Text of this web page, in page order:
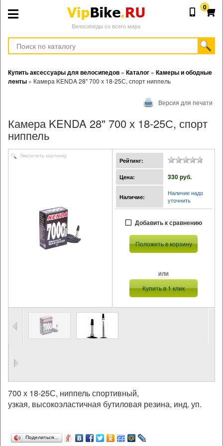
Велосипеды со всего мира
0
Купить аксессуары для велосипедов » Каталог » Камеры и ободные
ленты » Камера KENDA 28" 700 х 18-25С, спорт ниппель
Версия для печати
Камера KENDA 28" 700 х 18-25С, спорт
ниппель
Увеличить картинку
Рейтинг:
Цена: 330 pуб.
Наличие:
Наличие надо
уточнить
Добавить к сравнению
Положить в корзину
или
Купить в 1 клик
700 х 18-25С, ниппель спортивный,
узкая, высокоэластичная бутиловая резина, инд. уп.
Поделиться…